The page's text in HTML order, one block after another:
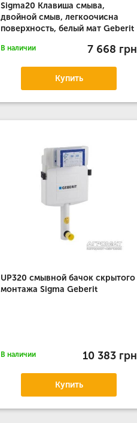
Sigma20 Клавиша смыва,
двойной смыв, легкоочисна
поверхность, белый мат Geberit
В наличии 7 668 грн
Купить
UP320 смывной бачок скрытого
монтажа Sigma Geberit
В наличии 10 383 грн
Купить